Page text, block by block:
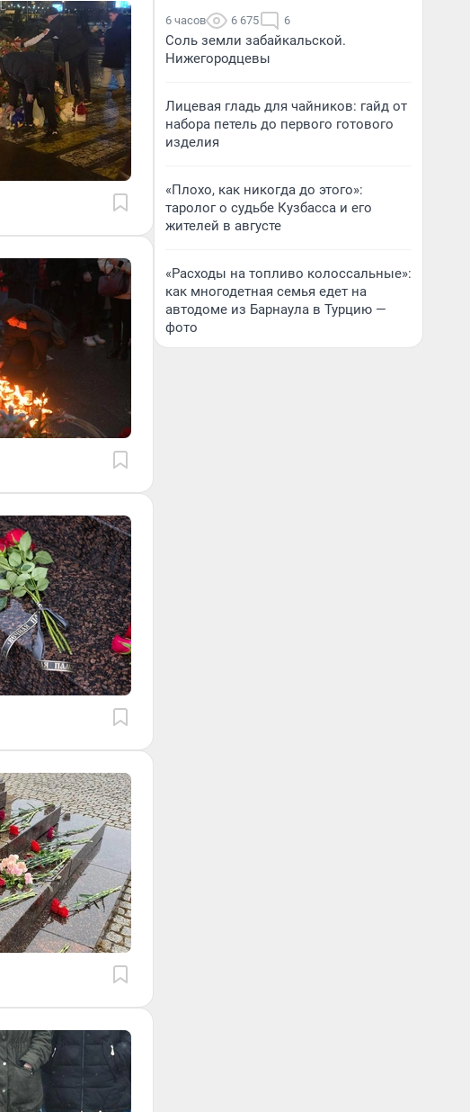
6 часов 6 675 6
Соль земли забайкальской.
Нижегородцевы
Лицевая гладь для чайников: гайд от
набора петель до первого готового
изделия
«Плохо, как никогда до этого»:
таролог о судьбе Кузбасса и его
жителей в августе
«Расходы на топливо колоссальные»:
как многодетная семья едет на
автодоме из Барнаула в Турцию —
фото